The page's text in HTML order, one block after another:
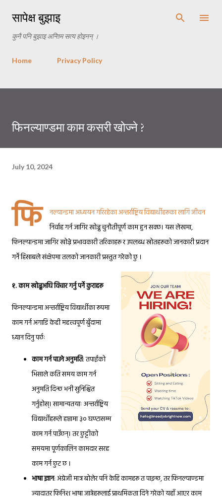
सापेक्ष बुझाइ
कुनै पनि बुझाइ अन्तिम सत्य होइनन् ।
Home Privacy Policy
फिनल्याण्डमा काम कसरी खोज्ने ?
July 10, 2024
फि
नल्यान्डमा अध्ययन गरिरहेका अन्तर्राष्ट्रिय विद्यार्थीहरूका लागि जीवन
निर्वाह गर्न जागिर खोज्नु चुनौतीपूर्ण काम हुन सक्छ। यस लेखमा,
फिनल्यान्डमा जागिर खोज्ने प्रभावकारी तरिकाहरू र उपलब्ध स्रोतहरूको जानकारी प्रदान
गर्ने हिसाबले संक्षेपमा तलको जानकारी प्रस्तुत गरेको छु ।
१.काम खोज्नुअघि विचार गर्नु पर्ने कुराहरू
फिनल्यान्डमा अन्तर्राष्ट्रिय विद्यार्थीका रूपमा
काम गर्न अगाडि केही महत्त्वपूर्ण बुँदामा
ध्यान दिनु पर्छः
काम गर्न पाउने अनुमति: तपाईंको
भिसाले कति समय काम गर्न
अनुमति दिन्छ भनी सुनिश्चित
गर्नुहोस्। सामान्यतयाः अन्तर्राष्ट्रिय
विद्यार्थीहरूले हप्तामा३०घण्टासम्म
काम गर्न पाउँछन्। तर छुट्टीको
समयमा पूर्णकालिन कामदार सरह
काम गर्न छुट छ ।
भाषा ज्ञान: अंग्रेजी मात्र बोलेर पनि केहि कामहरू त पाइन्छ, तर फिनल्याण्डमा
ज्यादातर फिनिश भाषा जान्नेहरूलाई प्राथमिकता दिने गरेको यहाँ आएर काम